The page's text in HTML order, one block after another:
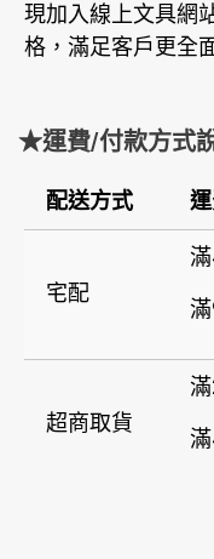
現加入線上文具網
格，滿足客戶更全
★運費/付款方式
配送方式
宅配
超商取貨